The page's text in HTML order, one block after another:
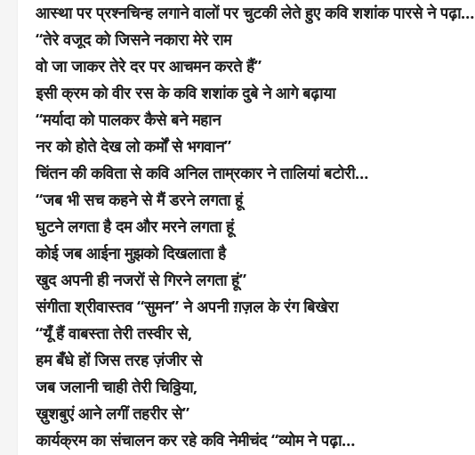
आस्था पर प्रश्नचिन्ह लगाने वालों पर चुटकी लेते हुए कवि शशांक पारसे ने पढ़ा…
“तेरे वजूद को जिसने नकारा मेरे राम
वो जा जाकर तेरे दर पर आचमन करते हैं”
इसी क्रम को वीर रस के कवि शशांक दुबे ने आगे बढ़ाया
“मर्यादा को पालकर कैसे बने महान
नर को होते देख लो कर्मों से भगवान”
चिंतन की कविता से कवि अनिल ताम्रकार ने तालियां बटोरी…
“जब भी सच कहने से मैं डरने लगता हूं
घुटने लगता है दम और मरने लगता हूं
कोई जब आईना मुझको दिखलाता है
खुद अपनी ही नजरों से गिरने लगता हूं”
संगीता श्रीवास्तव “सुमन” ने अपनी ग़ज़ल के रंग बिखेरा
“यूँ हैं वाबस्ता तेरी तस्वीर से,
हम बँधे हों जिस तरह ज़ंजीर से
जब जलानी चाही तेरी चिठ्ठिया,
ख़ुशबुएं आने लगीं तहरीर से”
कार्यक्रम का संचालन कर रहे कवि नेमीचंद “व्योम ने पढ़ा…